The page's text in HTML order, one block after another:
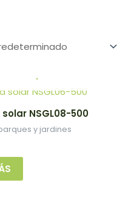
.
NSGL08-500
y jardines